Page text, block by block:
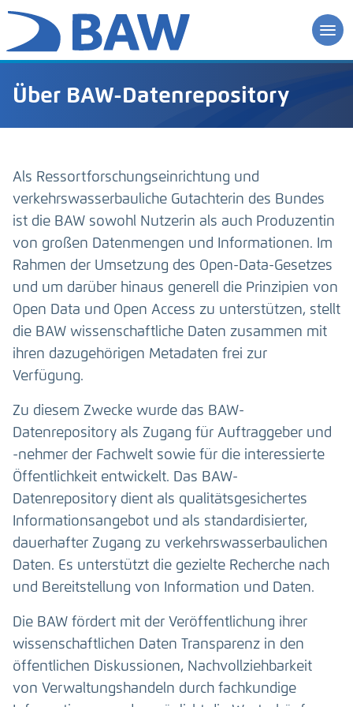
Über BAW-Datenrepository
Als Ressortforschungseinrichtung und
verkehrswasserbauliche Gutachterin des Bundes
ist die BAW sowohl Nutzerin als auch Produzentin
von großen Datenmengen und Informationen. Im
Rahmen der Umsetzung des Open-Data-Gesetzes
und um darüber hinaus generell die Prinzipien von
Open Data und Open Access zu unterstützen, stellt
die BAW wissenschaftliche Daten zusammen mit
ihren dazugehörigen Metadaten frei zur
Verfügung.
Zu diesem Zwecke wurde das BAW-
Datenrepository als Zugang für Auftraggeber und
-nehmer der Fachwelt sowie für die interessierte
Öffentlichkeit entwickelt. Das BAW-
Datenrepository dient als qualitätsgesichertes
Informationsangebot und als standardisierter,
dauerhafter Zugang zu verkehrswasserbaulichen
Daten. Es unterstützt die gezielte Recherche nach
und Bereitstellung von Information und Daten.
Die BAW fördert mit der Veröffentlichung ihrer
wissenschaftlichen Daten Transparenz in den
öffentlichen Diskussionen, Nachvollziehbarkeit
von Verwaltungshandeln durch fachkundige